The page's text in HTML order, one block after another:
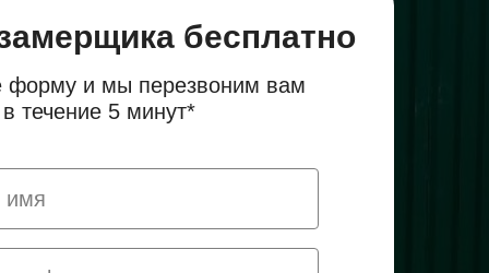
бесплатно
форму и мы перезвоним вам
в течение 5 минут*